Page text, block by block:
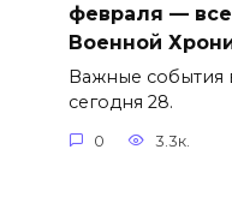
февраля —
Военной
Важные события
сегодня 28.
0 3.3к.